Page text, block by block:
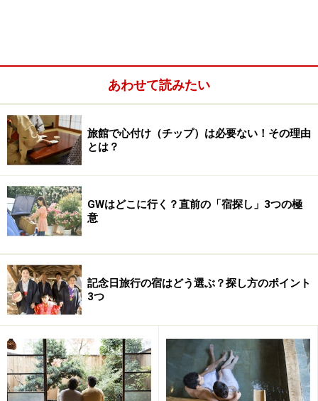
チ。気をつけて。
大きな温泉地には、芸妓さんの事務所である「置屋」が
必ずいくつかあります。
に神楽坂なんて伝統ある街にもたくさんありますね。
芸妓さんを頼みたいときは、旅館に頼んでおくと、「見
番」という芸妓予約センターを通じて置屋さんに手配が
入るのです。
玉代（花代とも言う）は、地方によっても違いますが、
概ね芸妓一人当り、一本５～６千円くらい。「一本」と
はお座敷ならでは言い方で、線香が燃え尽きるまでの例
えで、「３０分」のこと。通常は９０分三本勝負！ こ
れに、車代やご祝儀（チップ）が必要となるので、芸妓
あわせて読みたい
旅館で心付け（チップ）は必要ない！その理由
とは？
GWはどこに行く？直前の「宿探し」3つの極
意
記念日旅行の宿はどう選ぶ？探し方のポイント
3つ